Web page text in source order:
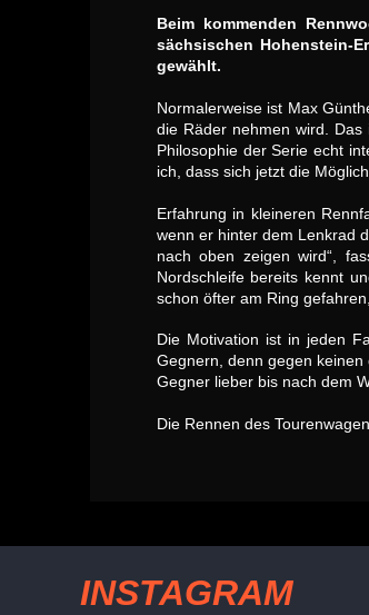
Beim kommenden
sächsischen Hohenstein-
gewählt.
Normalerweise ist Max
die Räder nehmen wird.
Philosophie der Serie echt
ich, dass sich jetzt die
Erfahrung in kleineren
wenn er hinter dem Lenkrad
nach oben zeigen wird“,
Nordschleife bereits kennt
schon öfter am Ring
Die Motivation ist in jeden
Gegnern, denn gegen
Gegner lieber bis nach dem
Die Rennen des
INSTAGRAM